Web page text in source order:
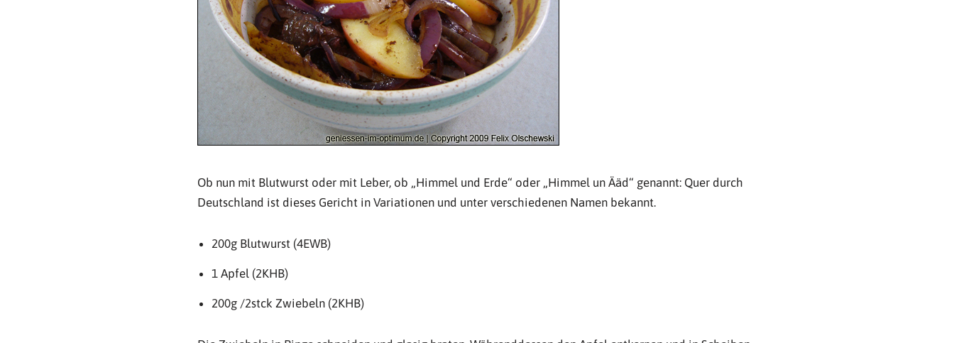
Ob nun mit Blutwurst oder mit Leber, ob „Himmel und Erde“ oder „Himmel un Ääd“ genannt: Quer durch
Deutschland ist dieses Gericht in Variationen und unter verschiedenen Namen bekannt.
200g Blutwurst (4EWB)
1 Apfel (2KHB)
200g /2stck Zwiebeln (2KHB)